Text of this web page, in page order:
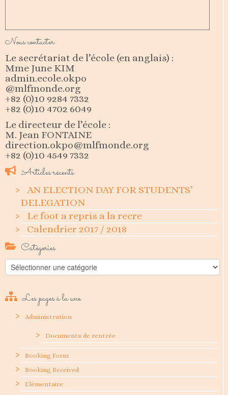
Nous contacter
Le secrétariat de l’école (en anglais) :
Mme June KIM
admin.ecole.okpo
@mlfmonde.org
+82 (0)10 9284 7332
+82 (0)10 4702 6049
Le directeur de l’école :
M. Jean FONTAINE
direction.okpo@mlfmonde.org
+82 (0)10 4549 7332
Articles récents
AN ELECTION DAY FOR STUDENTS’
DELEGATION
Le foot a repris a la recre
Calendrier 2017 / 2018
Catégories
Catégories
Les pages à la une
Administration
Documents de rentrée
Booking Form
Booking Received
Elémentaire